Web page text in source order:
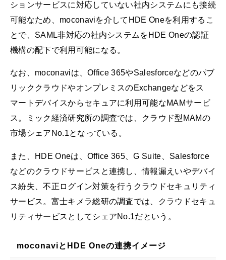
ションサービスに対応していない社内システムにも接続
可能なため、moconaviを介してHDE Oneを利用するこ
とで、SAML非対応の社内システムをHDE Oneの認証
機構の配下で利用可能になる。
なお、moconaviは、Office 365やSalesforceなどのパブ
リッククラウドやオンプレミスのExchangeなどをス
マートデバイスからセキュアに利用可能なMAMサービ
ス。ミック経済研究所の調査では、クラウド型MAMの
市場シェアNo.1となっている。
また、HDE Oneは、Office 365、G Suite、Salesforce
などのクラウドサービスと連携し、情報漏えいやデバイ
ス紛失、不正ログイン対策を行うクラウドセキュリティ
サービス。富士キメラ総研の調査では、クラウドセキュ
リティサービスとしてシェアNo.1だという。
moconaviとHDE Oneの連携イメージ